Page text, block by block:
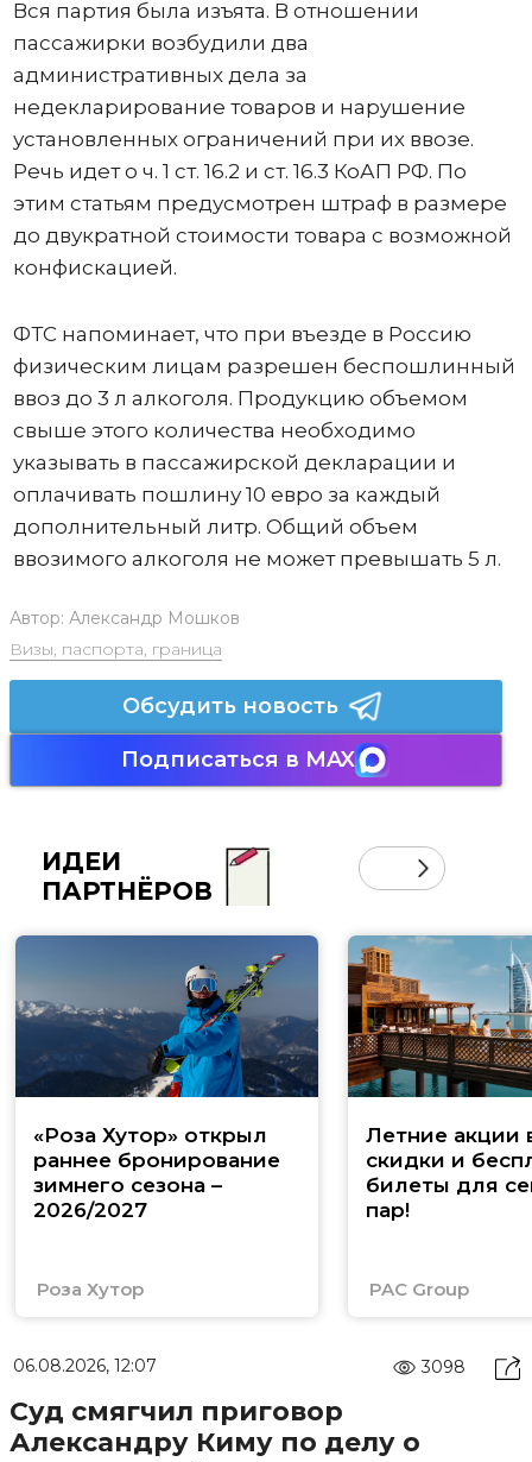
Вся партия была изъята. В отношении
пассажирки возбудили два
административных дела за
недекларирование товаров и нарушение
установленных ограничений при их ввозе.
Речь идет о ч. 1 ст. 16.2 и ст. 16.3 КоАП РФ. По
этим статьям предусмотрен штраф в размере
до двукратной стоимости товара с возможной
конфискацией.
ФТС напоминает, что при въезде в Россию
физическим лицам разрешен беспошлинный
ввоз до 3 л алкоголя. Продукцию объемом
свыше этого количества необходимо
указывать в пассажирской декларации и
оплачивать пошлину 10 евро за каждый
дополнительный литр. Общий объем
ввозимого алкоголя не может превышать 5 л.
Автор: Александр Мошков
Визы, паспорта, граница
Обсудить новость
Подписаться в MAX
ИДЕИ
ПАРТНЁРОВ
«Роза Хутор» открыл
раннее бронирование
зимнего сезона –
2026/2027
Роза Хутор
Летние акции
скидки и
билеты для
пар!
PAC Group
06.08.2026, 12:07 3098
Суд смягчил приговор
Александру Киму по делу о